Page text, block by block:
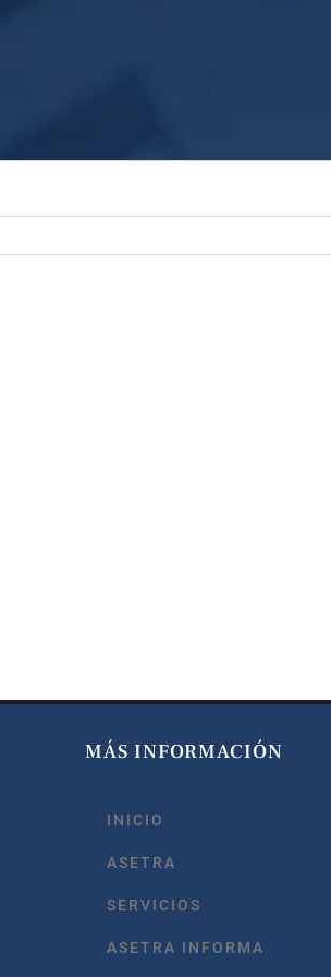
MÁS INFORMACIÓN
INICIO
ASETRA
SERVICIOS
ASETRA INFORMA